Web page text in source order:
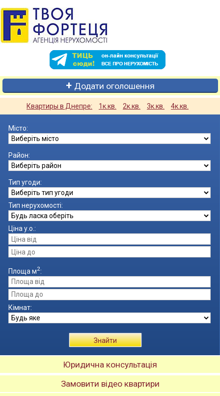
Додати оголошення
Квартиры в Днепре: 1к.кв. 2к.кв. 3к.кв. 4к.кв.
Місто:
Район:
Тип угоди:
Тип нерухомості:
Ціна у.о. :
Площа м2:
Кімнат:
Знайти
Юридична консультація
Замовити відео квартири